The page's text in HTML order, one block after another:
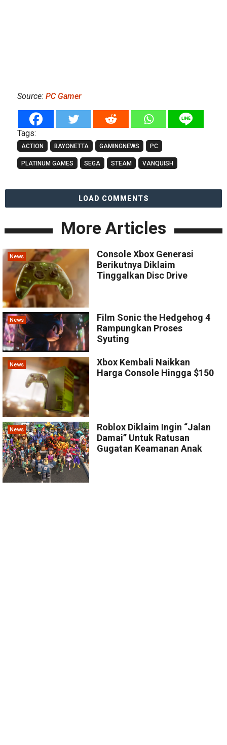
Source: PC Gamer
Tags:
ACTION BAYONETTA GAMINGNEWS PC
PLATINUM GAMES SEGA STEAM VANQUISH
LOAD COMMENTS
More Articles
News
Console Xbox Generasi
Berikutnya Diklaim
Tinggalkan Disc Drive
News
Film Sonic the Hedgehog 4
Rampungkan Proses
Syuting
News
Xbox Kembali Naikkan
Harga Console Hingga $150
News
Roblox Diklaim Ingin “Jalan
Damai” Untuk Ratusan
Gugatan Keamanan Anak